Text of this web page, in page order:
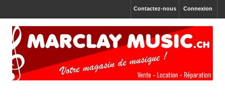
Connexion
Contactez-nous